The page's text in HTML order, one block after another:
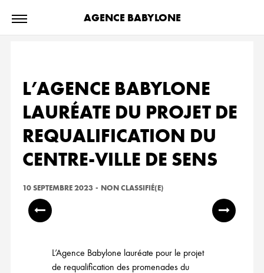
AGENCE BABYLONE
L’AGENCE BABYLONE
LAURÉATE DU PROJET DE
REQUALIFICATION DU
CENTRE-VILLE DE SENS
10 SEPTEMBRE 2023 - NON CLASSIFIÉ(E)
L’Agence Babylone lauréate pour le projet
de requalification des promenades du